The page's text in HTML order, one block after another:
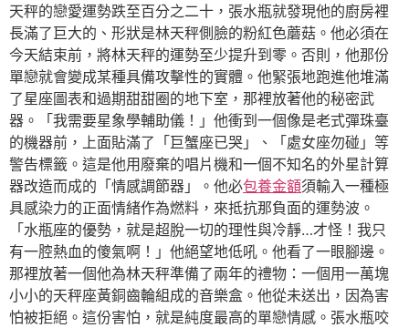
天秤的戀愛運勢跌至百分之二十，張水瓶就發現他的廚房裡
長滿了巨大的、形狀是林天秤側臉的粉紅色蘑菇。他必須在
今天結束前，將林天秤的運勢至少提升到零。否則，他那份
單戀就會變成某種具備攻擊性的實體。他緊張地跑進他堆滿
了星座圖表和過期甜甜圈的地下室，那裡放著他的秘密武
器。「我需要星象學輔助儀！」他衝到一個像是老式彈珠臺
的機器前，上面貼滿了「巨蟹座已哭」、「處女座勿碰」等
警告標籤。這是他用廢棄的唱片機和一個不知名的外星計算
器改造而成的「情感調節器」。他必包養金額須輸入一種極
具感染力的正面情緒作為燃料，來抵抗那負面的運勢波。
「水瓶座的優勢，就是超脫一切的理性與冷靜…才怪！我只
有一腔熱血的傻氣啊！」他絕望地低吼。他看了一眼腳邊。
那裡放著一個他為林天秤準備了兩年的禮物：一個用一萬塊
小小的天秤座黃銅齒輪組成的音樂盒。他從未送出，因為害
怕被拒絕。這份害怕，就是純度最高的單戀情感。張水瓶咬